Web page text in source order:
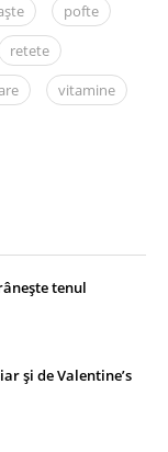
pofte
retete
vitamine
tenul
și de Valentine’s